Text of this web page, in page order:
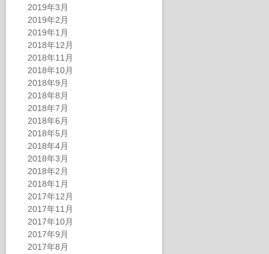
2019年3月
2019年2月
2019年1月
2018年12月
2018年11月
2018年10月
2018年9月
2018年8月
2018年7月
2018年6月
2018年5月
2018年4月
2018年3月
2018年2月
2018年1月
2017年12月
2017年11月
2017年10月
2017年9月
2017年8月